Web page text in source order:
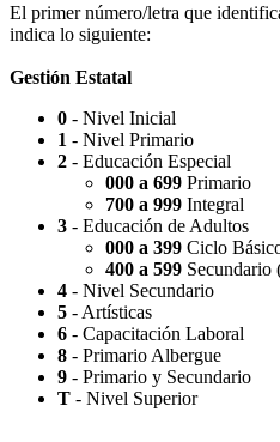
Capilla Beato Carlo Acutis (en
Patio del Centro
Rotonda Paso
El primer número/letra que
indica lo siguiente:
Gestión Estatal
0 - Nivel Inicial
1 - Nivel Primario
2 - Educación Especial
000 a 699 Primario
700 a 999 Integral
3 - Educación de Adultos
000 a 399 Ciclo
400 a 599 Secundario
4 - Nivel Secundario
5 - Artísticas
6 - Capacitación Laboral
8 - Primario Albergue
9 - Primario y Secundario
T - Nivel Superior